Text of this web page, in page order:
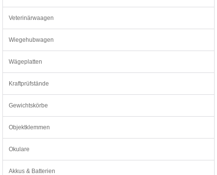
Veterinärwaagen
Wiegehubwagen
Wägeplatten
Kraftprüfstände
Gewichtskörbe
Objektklemmen
Okulare
Akkus & Batterien